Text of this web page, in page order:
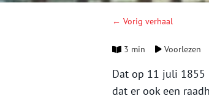
← Vorig verhaal
3 min Voorlezen
Dat op 11 juli 1855
dat er ook een